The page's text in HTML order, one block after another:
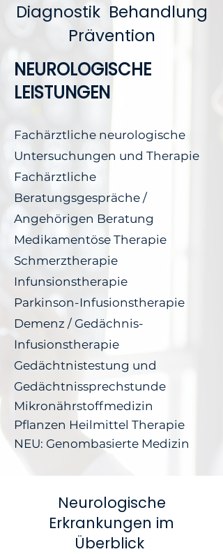
Diagnostik Behandlung
Prävention
NEUROLOGISCHE
LEISTUNGEN
Fachärztliche neurologische
Untersuchungen und Therapie
Fachärztliche
Beratungsgespräche /
Angehörigen Beratung
Medikamentöse Therapie
Schmerztherapie
Infunsionstherapie
Parkinson-Infusionstherapie
Demenz / Gedächnis-
Infusionstherapie
Gedächtnistestung und
Gedächtnissprechstunde
Mikronährstoffmedizin
Pflanzen Heilmittel Therapie
NEU: Genombasierte Medizin
Neurologische
Erkrankungen im
Überblick